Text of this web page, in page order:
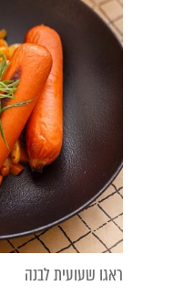
ראגו שעועית לבנה